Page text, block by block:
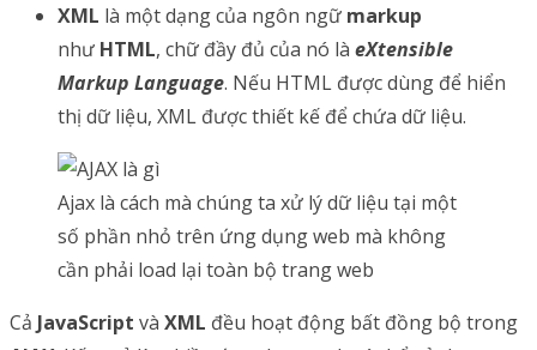
XML là một dạng của ngôn ngữ markup
như HTML, chữ đầy đủ của nó là eXtensible
Markup Language. Nếu HTML được dùng để hiển
thị dữ liệu, XML được thiết kế để chứa dữ liệu.
Ajax là cách mà chúng ta xử lý dữ liệu tại một
số phần nhỏ trên ứng dụng web mà không
cần phải load lại toàn bộ trang web
Cả JavaScript và XML đều hoạt động bất đồng bộ trong